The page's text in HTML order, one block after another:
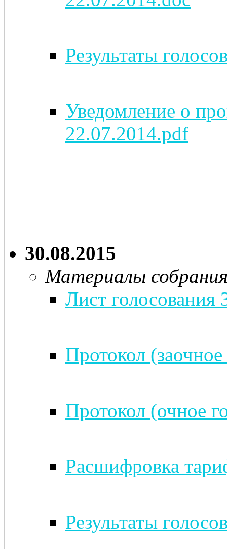
Результаты
Уведомление о
22.07.2014.pdf
30.08.2015
Материалы
Лист голосования
Протокол
Протокол (очное
Расшифровка
Результаты